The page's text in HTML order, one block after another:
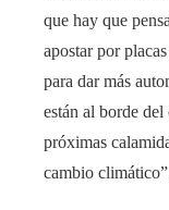
que hay que
apostar por
para dar más
están al borde
próximas
cambio